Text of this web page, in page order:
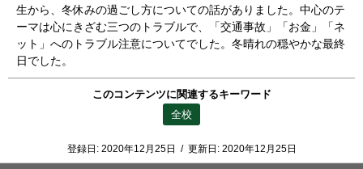
生から、冬休みの過ごし方についての話がありました。中心のテ
ーマは心にきざむ三つのトラブルで、「交通事故」「お金」「ネ
ット」へのトラブル注意についてでした。冬晴れの穏やかな最終
日でした。
このコンテンツに関連するキーワード
全校
登録日: 2020年12月25日 / 更新日: 2020年12月25日